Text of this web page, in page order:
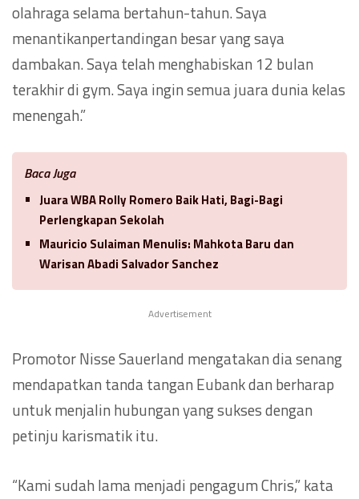
olahraga selama bertahun-tahun. Saya
menantikanpertandingan besar yang saya
dambakan. Saya telah menghabiskan 12 bulan
terakhir di gym. Saya ingin semua juara dunia kelas
menengah.”
Baca Juga
Juara WBA Rolly Romero Baik Hati, Bagi-Bagi
Perlengkapan Sekolah
Mauricio Sulaiman Menulis: Mahkota Baru dan
Warisan Abadi Salvador Sanchez
Advertisement
Promotor Nisse Sauerland mengatakan dia senang
mendapatkan tanda tangan Eubank dan berharap
untuk menjalin hubungan yang sukses dengan
petinju karismatik itu.
“Kami sudah lama menjadi pengagum Chris,” kata